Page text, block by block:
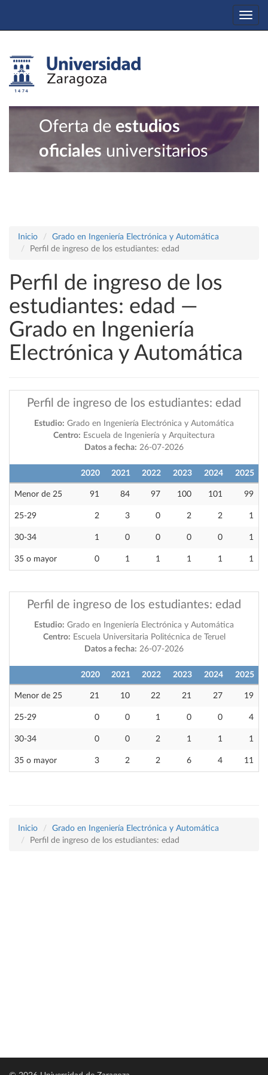
Oferta de estudios
oficiales universitarios
Inicio
Grado en Ingeniería Electrónica y Automática
Perfil de ingreso de los estudiantes: edad
Perfil de ingreso de los
estudiantes: edad —
Grado en Ingeniería
Electrónica y Automática
Perfil de ingreso de los estudiantes: edad
Estudio: Grado en Ingeniería Electrónica y Automática
Centro: Escuela de Ingeniería y Arquitectura
Datos a fecha: 26-07-2026
2020 2021 2022 2023 2024 2025
Menor de 25 91 84 97 100 101 99
25-29 2 3 0 2 2 1
30-34 1 0 0 0 0 1
35 o mayor 0 1 1 1 1 1
Perfil de ingreso de los estudiantes: edad
Estudio: Grado en Ingeniería Electrónica y Automática
Centro: Escuela Universitaria Politécnica de Teruel
Datos a fecha: 26-07-2026
2020 2021 2022 2023 2024 2025
Menor de 25 21 10 22 21 27 19
25-29 0 0 1 0 0 4
30-34 0 0 2 1 1 1
35 o mayor 3 2 2 6 4 11
Inicio
Grado en Ingeniería Electrónica y Automática
Perfil de ingreso de los estudiantes: edad